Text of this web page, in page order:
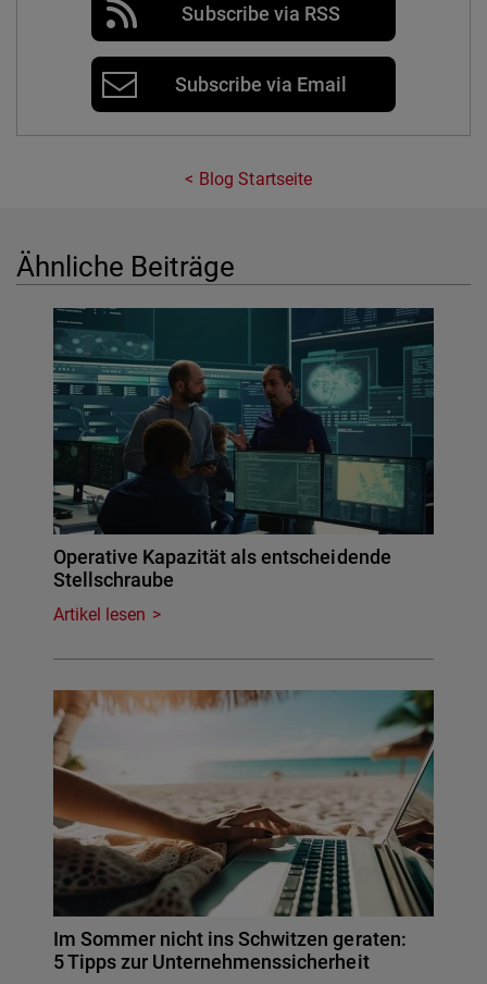
Subscribe via RSS
Subscribe via Email
Blog Startseite
Ähnliche Beiträge
Operative Kapazität als entscheidende
Stellschraube
Artikel lesen
Im Sommer nicht ins Schwitzen geraten:
5 Tipps zur Unternehmenssicherheit